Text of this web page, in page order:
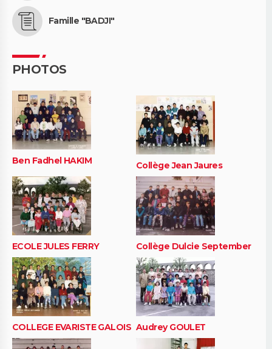
Famille "BADJI"
PHOTOS
Ben Fadhel HAKIM Collège Jean Jaures
ECOLE JULES FERRY Collège Dulcie September
COLLEGE EVARISTE GALOIS Audrey GOULET